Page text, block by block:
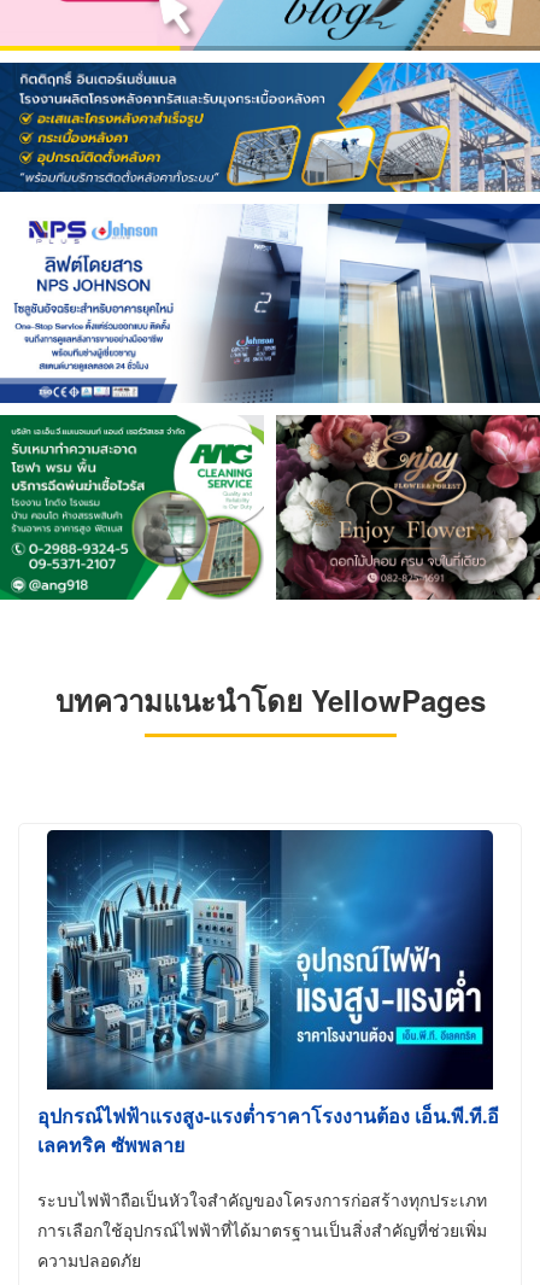
บทความแนะนำโดย YellowPages
อุปกรณ์ไฟฟ้าแรงสูง-แรงต่ำราคาโรงงานต้อง เอ็น.พี.ที.อี
เลคทริค ซัพพลาย
ระบบไฟฟ้าถือเป็นหัวใจสำคัญของโครงการก่อสร้างทุกประเภท
การเลือกใช้อุปกรณ์ไฟฟ้าที่ได้มาตรฐานเป็นสิ่งสำคัญที่ช่วยเพิ่ม
ความปลอดภัย